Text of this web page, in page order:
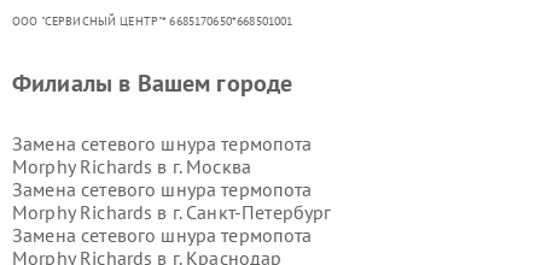
ООО "СЕРВИСНЫЙ ЦЕНТР"* 6685170650*668501001
Филиалы в Вашем городе
Замена сетевого шнура термопота
Morphy Richards в г. Москва
Замена сетевого шнура термопота
Morphy Richards в г. Санкт-Петербург
Замена сетевого шнура термопота
Morphy Richards в г. Краснодар